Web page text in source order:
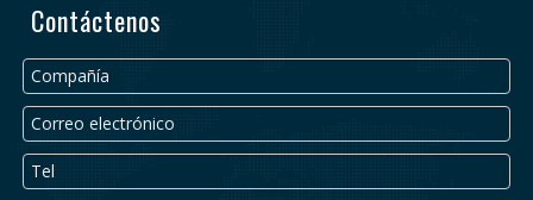
Contáctenos